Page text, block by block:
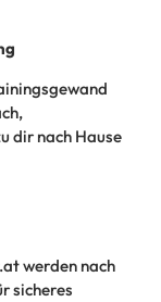
dir nach Hause
werden nach
sicheres